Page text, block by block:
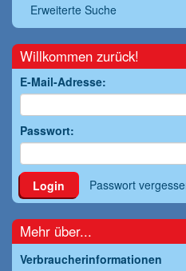
Erweiterte Suche
Willkommen zurück!
E-Mail-Adresse:
Passwort:
Login Passwort
Mehr über...
Verbraucherinformationen